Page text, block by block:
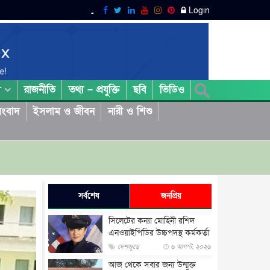
Login
রাজনীতি তথ্য – প্রযুক্তি ছবি
ভিডিও
ইসলাম ও জীবন
নারী ও শিশু
সর্বশেষ জনপ্রিয়
সিলেটের কন্যা মোহিনী রশিদ
এনওয়াইপিডির উচ্চপদস্থ কর্মকর্তা
দেশজুড়ে ৬ আগস্ট, ২০২৬
আজ থেকে সবার জন্য উন্মুক্ত